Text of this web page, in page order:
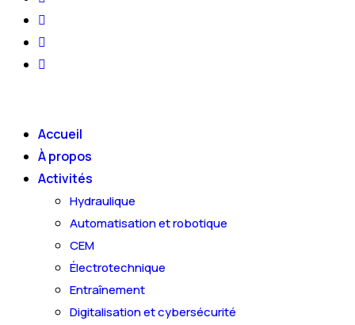
Accueil
À propos
Activités
Hydraulique
Automatisation et robotique
CEM
Électrotechnique
Entraînement
Digitalisation et cybersécurité